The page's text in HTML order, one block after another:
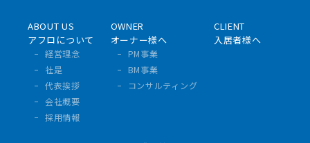
ABOUT US
アフロについて
経営理念
社是
代表挨拶
会社概要
採用情報
OWNER
オーナー様へ
PM事業
BM事業
コンサルティング
CLIENT
入居者様へ